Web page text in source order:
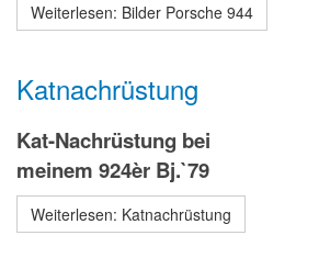
Weiterlesen: Bilder Porsche 944
Katnachrüstung
Kat-Nachrüstung bei
meinem 924èr Bj.`79
Weiterlesen: Katnachrüstung